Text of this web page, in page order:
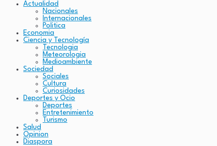
Actualidad
Nacionales
Internacionales
Politica
Economia
Ciencia y Tecnología
Tecnologia
Meteorologia
Medioambiente
Sociedad
Sociales
Cultura
Curiosidades
Deportes y Ocio
Deportes
Entretenimiento
Turismo
Salud
Opinion
Diaspora